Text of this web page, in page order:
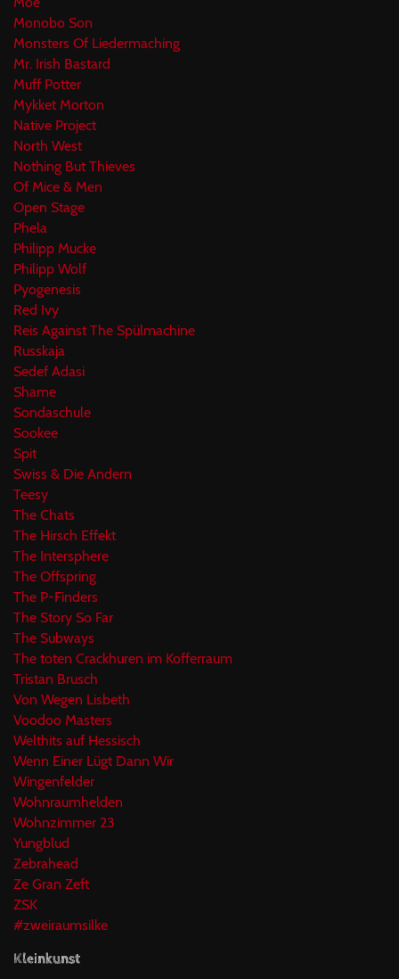
Monobo Son
Monsters Of Liedermaching
Mr. Irish Bastard
Muff Potter
Mykket Morton
Native Project
North West
Nothing But Thieves
Of Mice & Men
Open Stage
Phela
Philipp Mucke
Philipp Wolf
Pyogenesis
Red Ivy
Reis Against The Spülmachine
Russkaja
Sedef Adasi
Shame
Sondaschule
Sookee
Spit
Swiss & Die Andern
Teesy
The Chats
The Hirsch Effekt
The Intersphere
The Offspring
The P-Finders
The Story So Far
The Subways
The toten Crackhuren im Kofferraum
Tristan Brusch
Von Wegen Lisbeth
Voodoo Masters
Welthits auf Hessisch
Wenn Einer Lügt Dann Wir
Wingenfelder
Wohnraumhelden
Wohnzimmer 23
Yungblud
Zebrahead
Ze Gran Zeft
ZSK
#zweiraumsilke
Kleinkunst